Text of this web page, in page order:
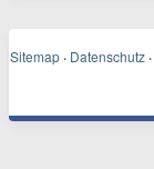
Sitemap · Datenschutz ·